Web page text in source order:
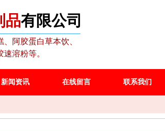
品有限公司
阿胶蛋白草本饮、
溶粉等。
新闻资讯 在线留言 联系我们